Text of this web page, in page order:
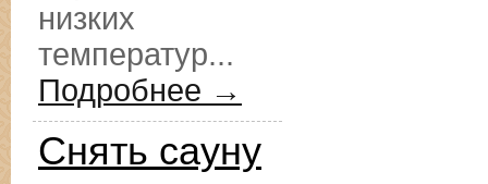
низких
температур...
Подробнее →
Снять сауну